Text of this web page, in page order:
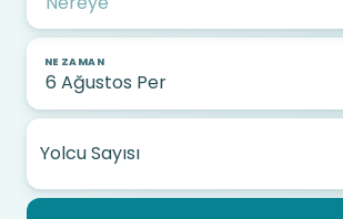
NE ZAMAN
Yolcu Sayısı